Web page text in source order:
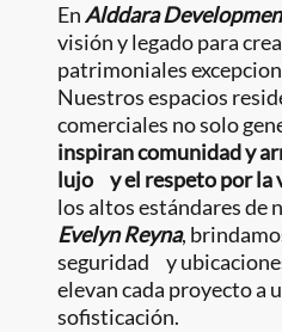
EnAlddara
visión y legado para
patrimoniales
Nuestros espacios
comerciales no solo
inspiran comunidad y
lujo y el respeto por la
los altos estándares de
Evelyn Reyna,
seguridad y
elevan cada proyecto a
sofisticación.